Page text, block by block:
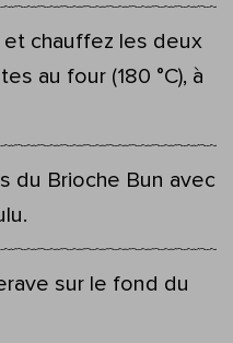
et chauffez les deux
au four (180 °C), à
du Brioche Bun avec
sur le fond du